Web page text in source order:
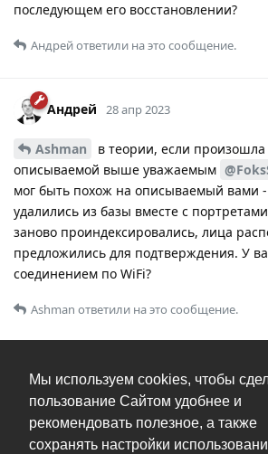
Мы используем cookies, чтобы
пользование Сайтом удобнее и
рекомендовать полезное, а также
сохранять настройки
последующем его восстановлении?
Андрейответили на это сообщение.
Андрей 28 апр 2023
Ashman
в теории, если
описываемой выше уважаемым
мог быть похож на описываемый вами
удалились из базы вместе с
заново проиндексировались, лица
предложились для подтверждения. У
соединением по WiFi?
Ashman ответили на это сообщение.
A Ashman 2 мая 2023
нет, у меня виндовс